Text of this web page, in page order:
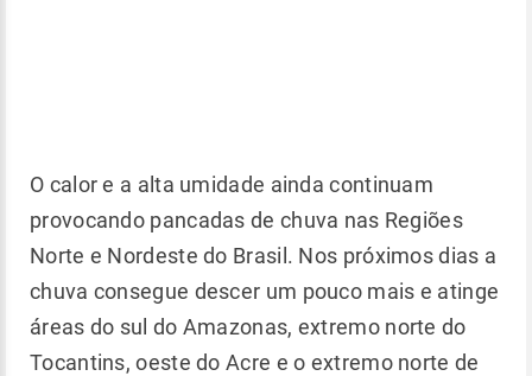
O calor e a alta umidade ainda continuam
provocando pancadas de chuva nas Regiões
Norte e Nordeste do Brasil. Nos próximos dias a
chuva consegue descer um pouco mais e atinge
áreas do sul do Amazonas, extremo norte do
Tocantins, oeste do Acre e o extremo norte de